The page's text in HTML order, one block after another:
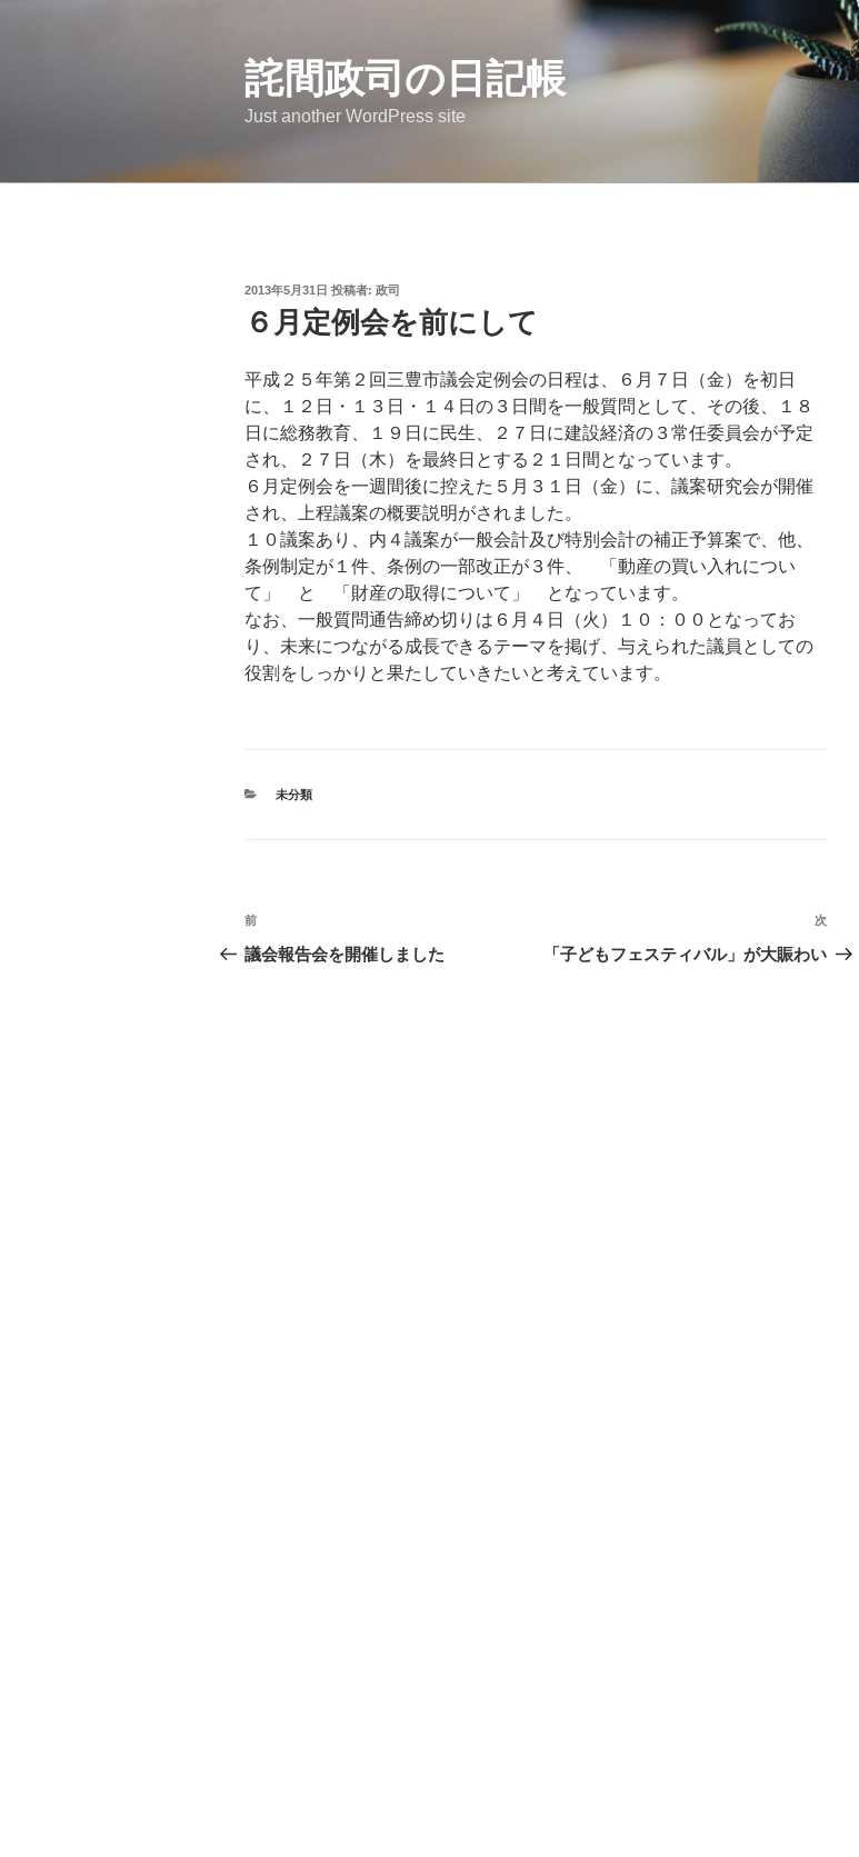
詫間政司の日記帳
Just another WordPress site
投
日:
2013年5月31日 投稿者: 政司
６月定例会を前にして
平成２５年第２回三豊市議会定例会の日程は、６月７日（金）を初日
に、１２日・１３日・１４日の３日間を一般質問として、その後、１８
日に総務教育、１９日に民生、２７日に建設経済の３常任委員会が予定
され、２７日（木）を最終日とする２１日間となっています。
６月定例会を一週間後に控えた５月３１日（金）に、議案研究会が開催
され、上程議案の概要説明がされました。
１０議案あり、内４議案が一般会計及び特別会計の補正予算案で、他、
条例制定が１件、条例の一部改正が３件、 「動産の買い入れについ
て」 と 「財産の取得について」 となっています。
なお、一般質問通告締め切りは６月４日（火）１０：００となってお
り、未来につながる成長できるテーマを掲げ、与えられた議員としての
役割をしっかりと果たしていきたいと考えています。
カ
未分類
投
稿
過
去
前
議会報告会を開催しました
の
次
「子どもフェスティバル」が大賑わい